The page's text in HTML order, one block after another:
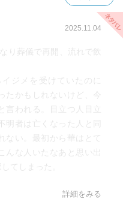
2025.11.04
り葬儀で再開、流れで飲
ジメを受けていたのに
たかもしれないけど、今
言われる。目立つ人目立
明者は亡くなった人と同
ない。最初から華はとて
んな人いたなあと思い出
てしまった。
詳細をみる